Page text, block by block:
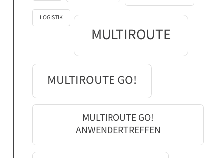
LOGISTIK
MULTIROUTE
MULTIROUTE GO!
MULTIROUTE GO!
ANWENDERTREFFEN